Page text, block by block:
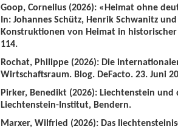
Goop, Cornelius (2026): «Heimat ohne
In: Johannes Schütz, Henrik Schwanitz
Konstruktionen von Heimat in historischer
114.
Rochat, Philippe (2026): Die
Wirtschaftsraum. Blog. DeFacto. 23. Juni
Pirker, Benedikt (2026): Liechtenstein und
Liechtenstein-Institut, Bendern.
Marxer, Wilfried (2026): Das